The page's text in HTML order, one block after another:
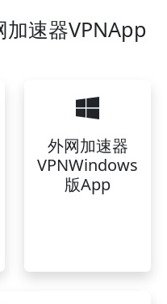
速器VPNApp
外网加速器
VPNWindows
版App